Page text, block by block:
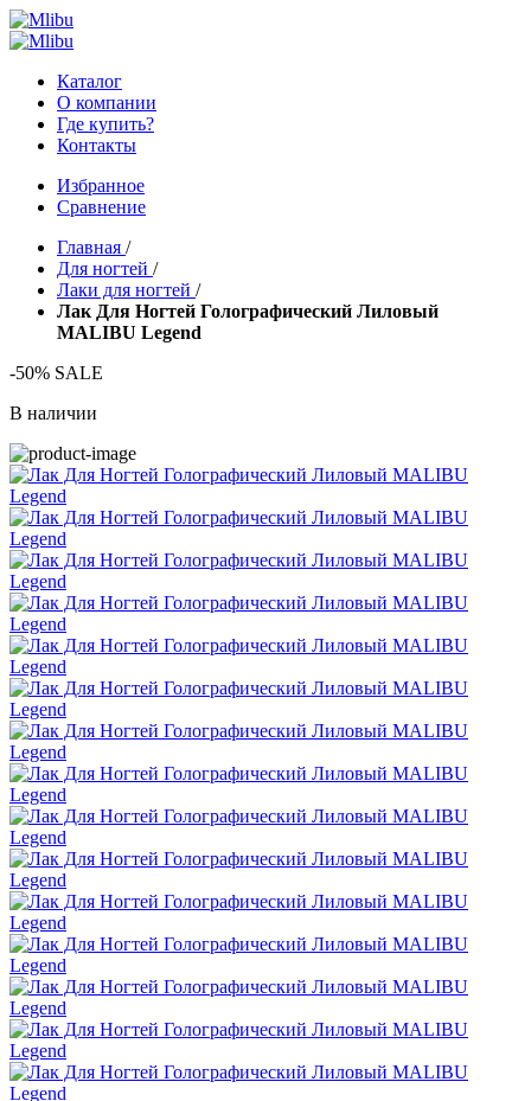
Каталог
О компании
Где купить?
Контакты
Избранное
Сравнение
Главная /
Для ногтей /
Лаки для ногтей /
Лак Для Ногтей Голографический Лиловый
MALIBU Legend
-50% SALE
В наличии